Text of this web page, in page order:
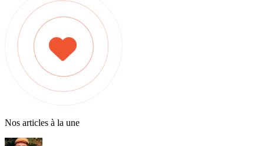
Nos articles à la une